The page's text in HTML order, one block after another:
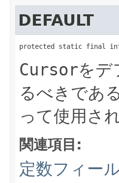
DEFAULT
protected static final int
Cursorをデ
るべきであ
って使用さ
関連項目:
定数フィー